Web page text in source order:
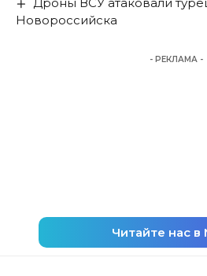
Новороссийска
- РЕКЛАМА -
Читайте нас